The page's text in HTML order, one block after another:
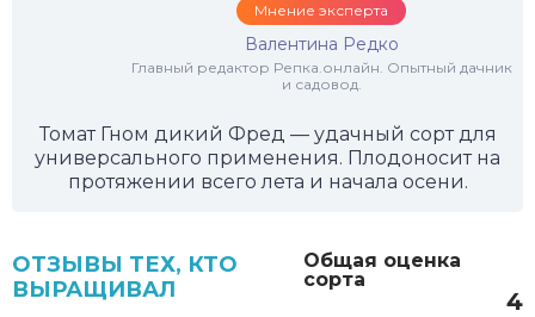
Мнение эксперта
Валентина Редко
Главный редактор Репка.онлайн. Опытный дачник
и садовод.
Томат Гном дикий Фред — удачный сорт для
универсального применения. Плодоносит на
протяжении всего лета и начала осени.
Общая оценка
сорта
4
ОТЗЫВЫ ТЕХ, КТО
ВЫРАЩИВАЛ